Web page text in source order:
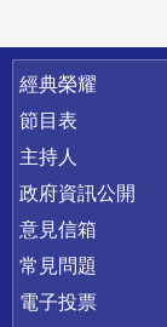
快速連結
經典榮耀
節目表
主持人
政府資訊公開
意見信箱
常見問題
電子投票